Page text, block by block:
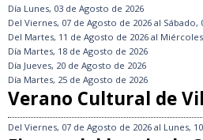
Día Lunes, 03 de Agosto de 2026
Del Viernes, 07 de Agosto de 2026 al Sábado,
Del Martes, 11 de Agosto de 2026 al
Día Martes, 18 de Agosto de 2026
Día Jueves, 20 de Agosto de 2026
Día Martes, 25 de Agosto de 2026
Verano Cultural de
Del Viernes, 07 de Agosto de 2026 al Lunes,